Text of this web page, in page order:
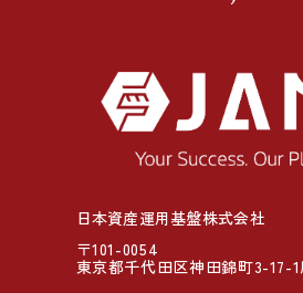
日本資産運用基盤株式会社
〒101-0054
東京都千代田区神田錦町3-17-